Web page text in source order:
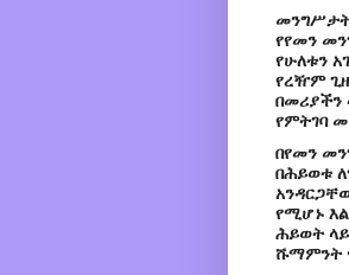
መንግሥታት
የየመን
የሁለቱን
የረዥም
በመሪያችን
የምትገባ
በየመን
በሕይወቱ
የሚሆኑ
ሕይወት
ሹማምንት